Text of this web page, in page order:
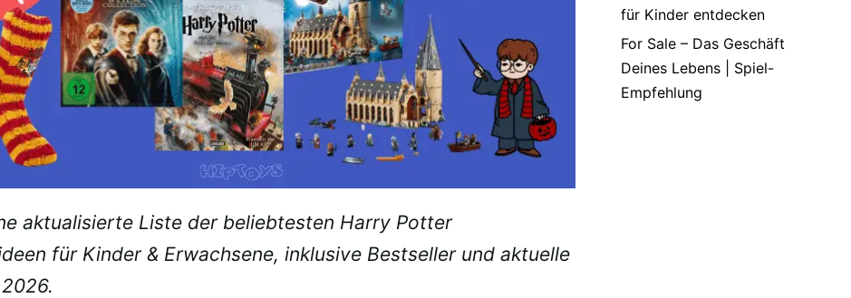
aktualisierte Liste der beliebtesten Harry Potter
für Kinder & Erwachsene, inklusive Bestseller und aktuelle
für Kinder entdecken
For Sale – Das Geschäft
Deines Lebens | Spiel-
Empfehlung